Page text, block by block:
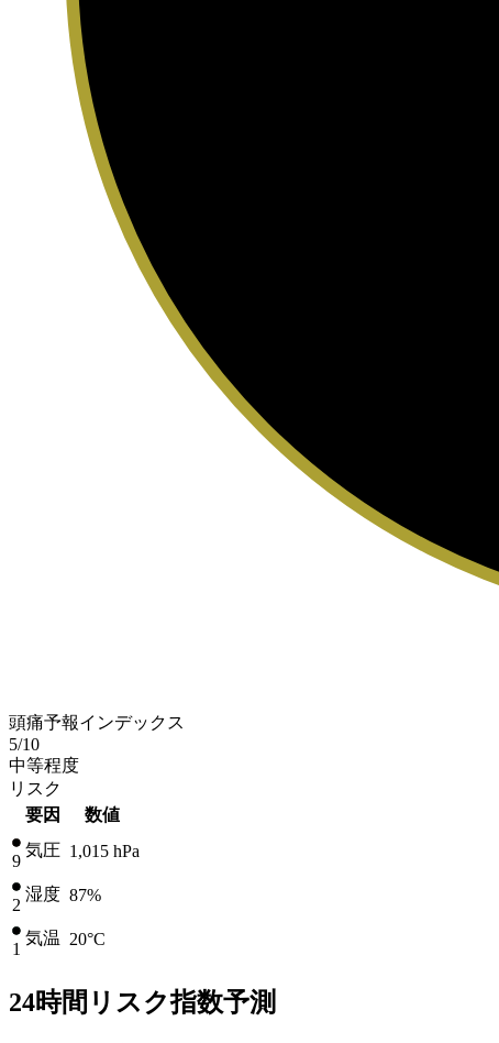
頭痛予報インデックス
5/10
中等程度
リスク
要因
数値
9
気圧 1,015 hPa
2
湿度 87%
1
気温 20°C
24時間リスク指数予測